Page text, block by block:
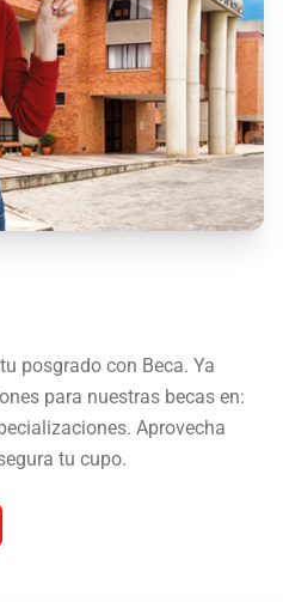
posgrado con Beca. Ya
para nuestras becas en:
Aprovecha
tu cupo.